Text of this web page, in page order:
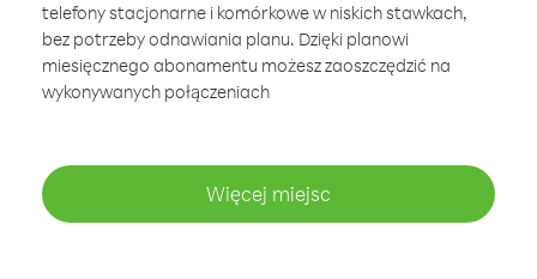
telefony stacjonarne i komórkowe w niskich stawkach,
bez potrzeby odnawiania planu. Dzięki planowi
miesięcznego abonamentu możesz zaoszczędzić na
wykonywanych połączeniach
Więcej miejsc